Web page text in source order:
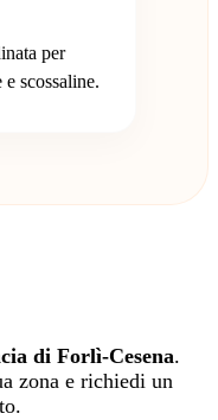
per
scossaline.
di Forlì-Cesena.
zona e richiedi un